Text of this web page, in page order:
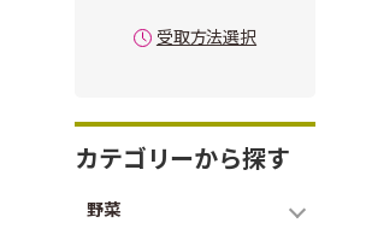
受取方法選択
カテゴリーから探す
野菜